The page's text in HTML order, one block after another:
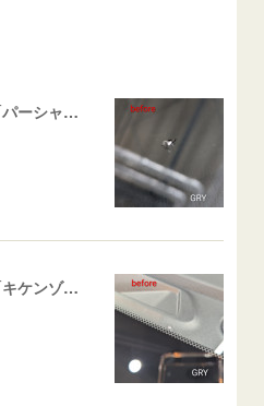
飛び石ひび割れ 施工例「パーシャル系・衝撃点範囲ハマカケ」エスティマ
飛び石ひび割れ 施工例「キケンゾーン範囲・ストレートブレイク」フェアレディＺ